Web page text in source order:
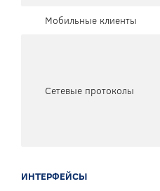
Мобильные клиенты
Сетевые протоколы
ИНТЕРФЕЙСЫ